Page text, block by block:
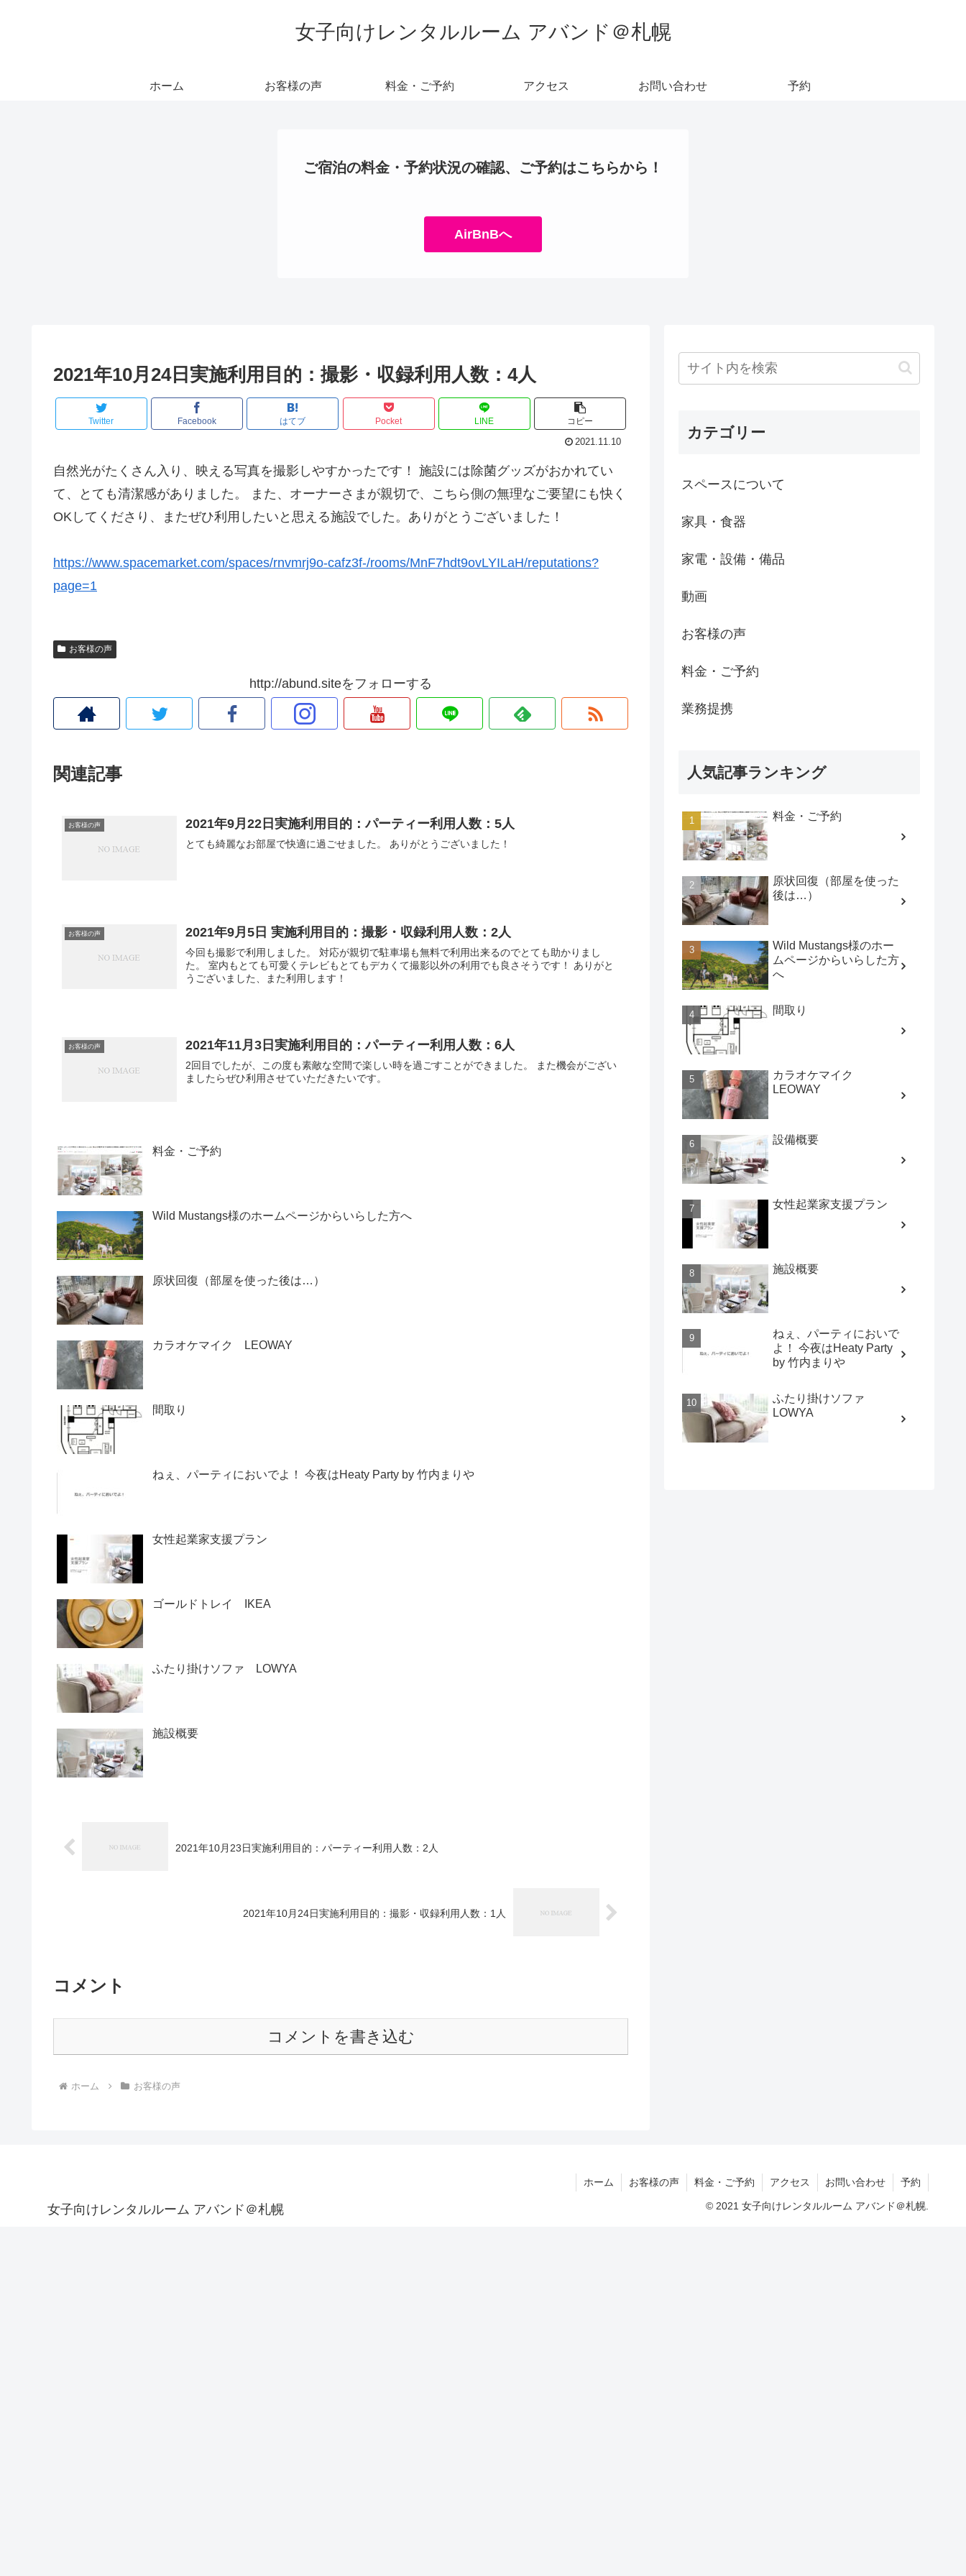
女子向けレンタルルーム アバンド＠札幌
ホーム お客様の声 料金・ご予約 アクセス お問い合わせ 予約
ご宿泊の料金・予約状況の確認、ご予約はこちらから！
AirBnBへ
2021年10月24日実施利用目的：撮影・収録利用人数：4人
Twitter Facebook はてブ Pocket LINE コピー
2021.11.10
自然光がたくさん入り、映える写真を撮影しやすかったです！ 施設には除菌グッズがおかれてい
て、とても清潔感がありました。 また、オーナーさまが親切で、こちら側の無理なご要望にも快く
OKしてくださり、またぜひ利用したいと思える施設でした。ありがとうございました！
https://www.spacemarket.com/spaces/rnvmrj9o-cafz3f-/rooms/MnF7hdt9ovLYILaH/reputations?
page=1
お客様の声
http://abund.siteをフォローする
関連記事
お客様の声 2021年9月22日実施利用目的：パーティー利用人数：5人
とても綺麗なお部屋で快適に過ごせました。 ありがとうございました！
お客様の声 2021年9月5日 実施利用目的：撮影・収録利用人数：2人
今回も撮影で利用しました。 対応が親切で駐車場も無料で利用出来るのでとても助かりまし
た。 室内もとても可愛くテレビもとてもデカくて撮影以外の利用でも良さそうです！ ありがと
うございました、また利用します！
お客様の声 2021年11月3日実施利用目的：パーティー利用人数：6人
2回目でしたが、この度も素敵な空間で楽しい時を過ごすことができました。 また機会がござい
ましたらぜひ利用させていただきたいです。
料金・ご予約
Wild Mustangs様のホームページからいらした方へ
原状回復（部屋を使った後は…）
カラオケマイク LEOWAY
間取り
ねぇ、パーティにおいでよ！ 今夜はHeaty Party by 竹内まりや
女性起業家支援プラン
ゴールドトレイ IKEA
ふたり掛けソファ LOWYA
施設概要
2021年10月23日実施利用目的：パーティー利用人数：2人
2021年10月24日実施利用目的：撮影・収録利用人数：1人
コメント
コメントを書き込む
ホーム お客様の声
カテゴリー
スペースについて
家具・食器
家電・設備・備品
動画
お客様の声
料金・ご予約
業務提携
人気記事ランキング
料金・ご予約
原状回復（部屋を使った
後は…）
Wild Mustangs様のホー
ムページからいらした方
へ
間取り
カラオケマイク
LEOWAY
設備概要
女性起業家支援プラン
施設概要
ねぇ、パーティにおいで
よ！ 今夜はHeaty Party
by 竹内まりや
ふたり掛けソファ
LOWYA
女子向けレンタルルーム アバンド＠札幌
ホーム お客様の声 料金・ご予約 アクセス お問い合わせ 予約
© 2021 女子向けレンタルルーム アバンド＠札幌.